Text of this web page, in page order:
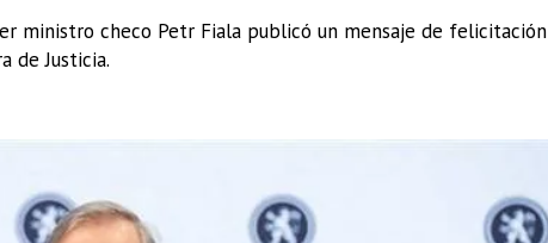
ministro checo Petr Fiala publicó un mensaje de felicitación
de Justicia.